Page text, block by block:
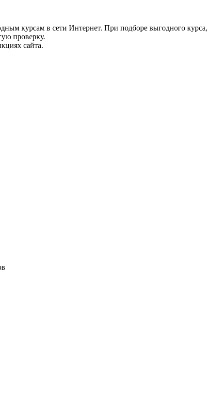
курсам в сети Интернет. При подборе выгодного курса,
проверку.
сайта.